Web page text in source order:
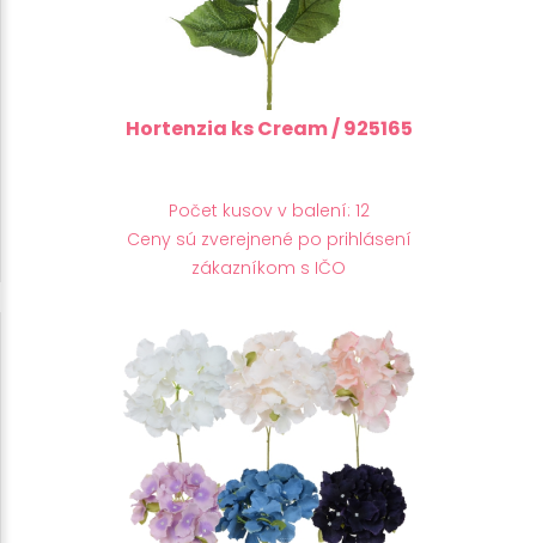
Hortenzia ks Cream / 925165
Počet kusov v balení: 12
Ceny sú zverejnené po prihlásení
zákazníkom s IČO